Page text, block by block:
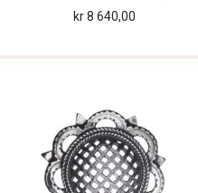
kr8 640,00